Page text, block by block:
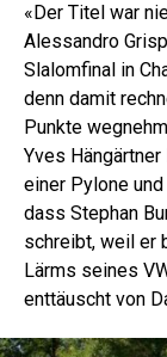
«Der Titel war
Alessandro
Slalomfinal in
denn damit
Punkte
Yves
einer Pylone
dass Stephan
schreibt, weil er
Lärms seines
enttäuscht von